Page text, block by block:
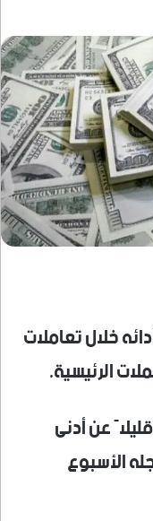
خلال تعاملات
الرئيسية.
مبتعداً قليلاً عن أدنى
سجله الأسبوع